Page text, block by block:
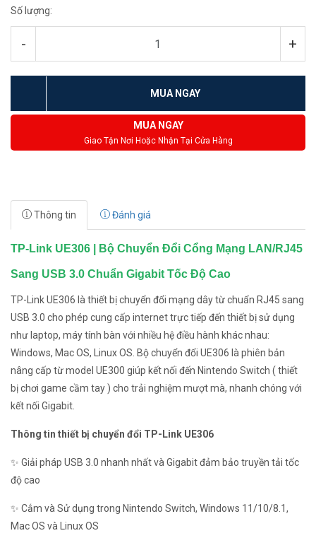
Số lượng:
- +
MUA NGAY
MUA NGAY
Giao Tận Nơi Hoặc Nhận Tại Cửa Hàng
Thông tin Đánh giá
TP-Link UE306 | Bộ Chuyển Đổi Cổng Mạng LAN/RJ45
Sang USB 3.0 Chuẩn Gigabit Tốc Độ Cao
TP-Link UE306 là thiết bị chuyển đổi mạng dây từ chuẩn RJ45 sang
USB 3.0 cho phép cung cấp internet trực tiếp đến thiết bị sử dụng
như laptop, máy tính bàn với nhiều hệ điều hành khác nhau:
Windows, Mac OS, Linux OS. Bộ chuyển đổi UE306 là phiên bản
nâng cấp từ model UE300 giúp kết nối đến Nintendo Switch ( thiết
bị chơi game cầm tay ) cho trải nghiệm mượt mà, nhanh chóng với
kết nối Gigabit.
Thông tin thiết bị chuyển đổi TP-Link UE306
✨ Giải pháp USB 3.0 nhanh nhất và Gigabit đảm bảo truyền tải tốc
độ cao
✨ Cắm và Sử dụng trong Nintendo Switch, Windows 11/10/8.1,
Mac OS và Linux OS